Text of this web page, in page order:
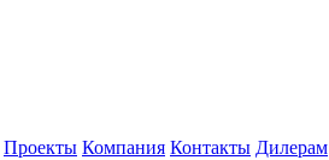
Проекты Компания Контакты Дилерам